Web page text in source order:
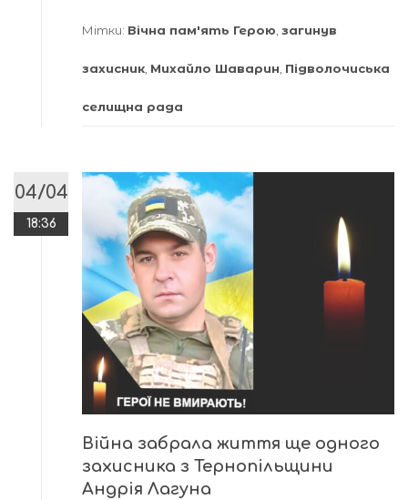
Мітки: Вічна пам'ять Герою загинув
захисник Михайло Шаварин Підволочиська
селищна рада
04/04
18:36
Війна забрала життя ще одного
захисника з Тернопільщини
Андрія Лагуна